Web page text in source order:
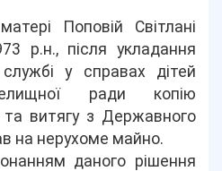
Поповій Світлані
р.н., після укладання
у справах дітей
ради копію
та витягу з Державного
на нерухоме майно.
даного рішення